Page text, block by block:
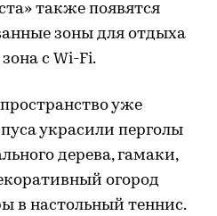
также появятся
зоны для отдыха
с Wi-Fi.
уже
украсили перголы
дерева, гамаки,
огород
в настольный теннис.